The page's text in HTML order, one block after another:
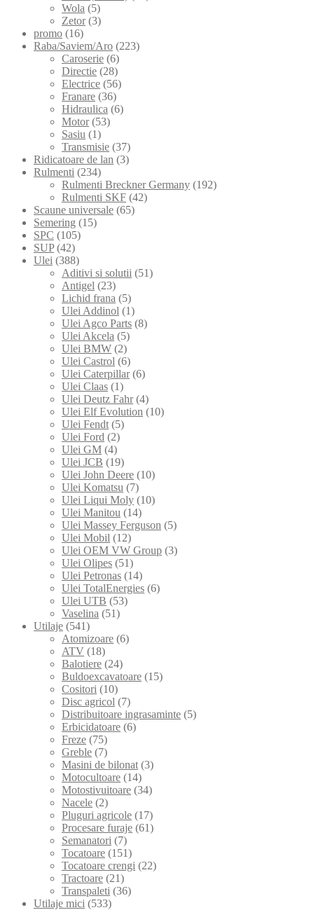
Wola (5)
Zetor (3)
promo (16)
Raba/Saviem/Aro (223)
Caroserie (6)
Directie (28)
Electrice (56)
Franare (36)
Hidraulica (6)
Motor (53)
Sasiu (1)
Transmisie (37)
Ridicatoare de lan (3)
Rulmenti (234)
Rulmenti Breckner Germany (192)
Rulmenti SKF (42)
Scaune universale (65)
Semering (15)
SPC (105)
SUP (42)
Ulei (388)
Aditivi si solutii (51)
Antigel (23)
Lichid frana (5)
Ulei Addinol (1)
Ulei Agco Parts (8)
Ulei Akcela (5)
Ulei BMW (2)
Ulei Castrol (6)
Ulei Caterpillar (6)
Ulei Claas (1)
Ulei Deutz Fahr (4)
Ulei Elf Evolution (10)
Ulei Fendt (5)
Ulei Ford (2)
Ulei GM (4)
Ulei JCB (19)
Ulei John Deere (10)
Ulei Komatsu (7)
Ulei Liqui Moly (10)
Ulei Manitou (14)
Ulei Massey Ferguson (5)
Ulei Mobil (12)
Ulei OEM VW Group (3)
Ulei Olipes (51)
Ulei Petronas (14)
Ulei TotalEnergies (6)
Ulei UTB (53)
Vaselina (51)
Utilaje (541)
Atomizoare (6)
ATV (18)
Balotiere (24)
Buldoexcavatoare (15)
Cositori (10)
Disc agricol (7)
Distribuitoare ingrasaminte (5)
Erbicidatoare (6)
Freze (75)
Greble (7)
Masini de bilonat (3)
Motocultoare (14)
Motostivuitoare (34)
Nacele (2)
Pluguri agricole (17)
Procesare furaje (61)
Semanatori (7)
Tocatoare (151)
Tocatoare crengi (22)
Tractoare (21)
Transpaleti (36)
Utilaje mici (533)